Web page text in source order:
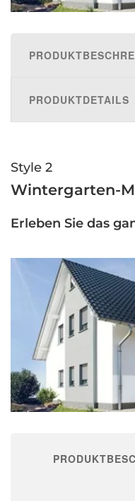
PRODUKTDETAILS
Style 2
Wintergarten-
Erleben Sie das